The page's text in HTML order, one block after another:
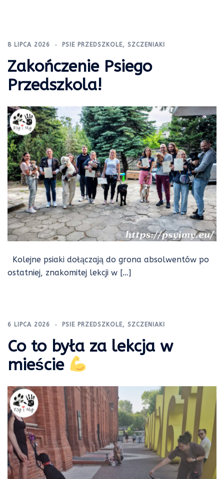
8 LIPCA 2026 PSIE PRZEDSZKOLE, SZCZENIAKI
Zakończenie Psiego
Przedszkola!
Kolejne psiaki dołączają do grona absolwentów po
ostatniej, znakomitej lekcji w […]
6 LIPCA 2026 PSIE PRZEDSZKOLE, SZCZENIAKI
Co to była za lekcja w
mieście